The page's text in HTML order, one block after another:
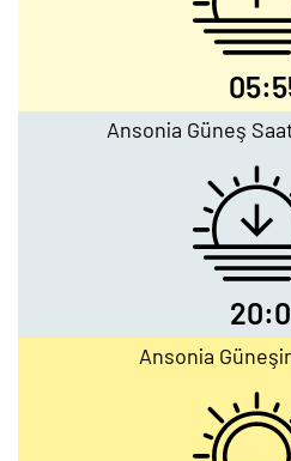
Ansonia Güneş
Ansonia